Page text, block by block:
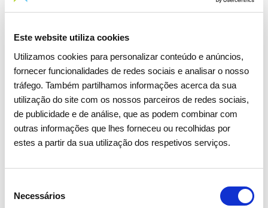
Este website utiliza cookies
Utilizamos cookies para personalizar conteúdo e anúncios,
fornecer funcionalidades de redes sociais e analisar o nosso
tráfego. Também partilhamos informações acerca da sua
utilização do site com os nossos parceiros de redes sociais,
de publicidade e de análise, que as podem combinar com
outras informações que lhes forneceu ou recolhidas por
estes a partir da sua utilização dos respetivos serviços.
Necessários
Em julho, registou-se um problema na interligação do
de um incidente na rede de transporte francesa, que
levou a que o sistema elétrico ibérico se tenha
separado da restante rede europeia numa situação de
forte importação. Foi ativado automaticamente o
plano de defesa do sistema elétrico nacional, que teve
como consequência a redução do consumo em
bombagem hidroelétrica, em consumidores industriais
interruptíveis e em diversos consumidores da rede de
distribuição nacional, pré-selecionados em
coordenação entre a REN e a E-REDES. Esta atuação
evitou consequências mais graves, que no limite